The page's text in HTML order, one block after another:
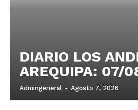
DIARIO LOS
AREQUIPA: 07/
Admingeneral - Agosto 7, 2026